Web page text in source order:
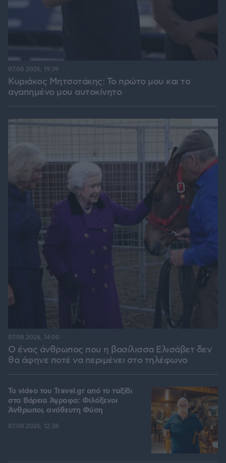
Κυριάκος Μητσοτάκης: Το πρώτο μου και το
αγαπημένο μου αυτοκίνητο
07.08.2026, 19:39
Ο ένας άνθρωπος που η βασίλισσα Ελισάβετ δεν
θα άφηνε ποτέ να περιμένει στο τηλέφωνο
07.08.2026, 14:00
To video του Travel.gr από το ταξίδι
στα Βόρεια Άγραφα: Φιλόξενοι
Άνθρωποι, ανόθευτη Φύση
07.08.2026, 12:38